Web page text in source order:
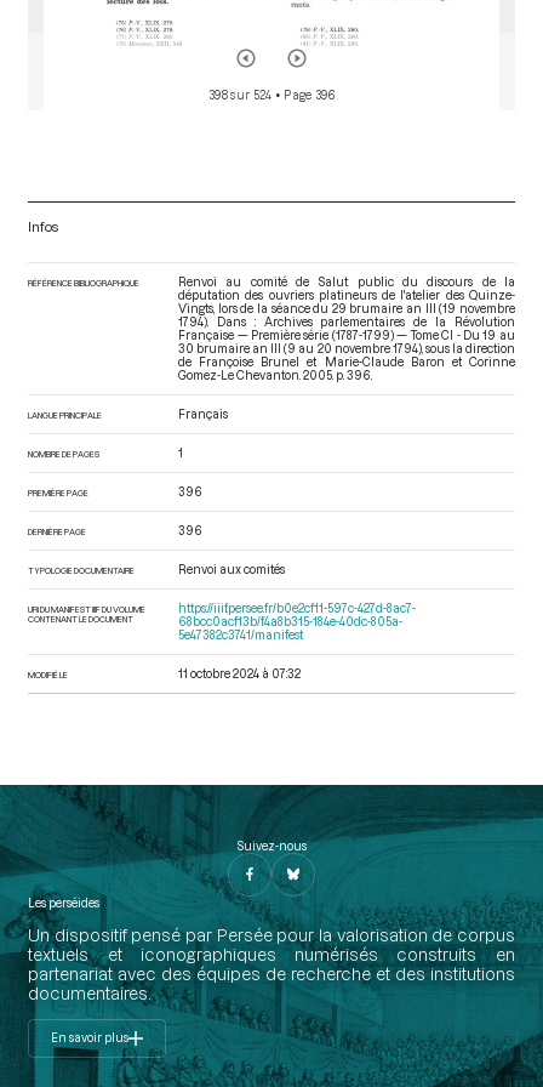
398 sur 524 • Page 396
Infos
RÉFÉRENCE BIBLIOGRAPHIQUE
Renvoi au comité de Salut public du discours de la
députation des ouvriers platineurs de l'atelier des Quinze-
Vingts, lors de la séance du 29 brumaire an III (19 novembre
1794). Dans : Archives parlementaires de la Révolution
Française — Première série (1787-1799) — Tome CI - Du 19 au
30 brumaire an III (9 au 20 novembre 1794), sous la direction
de Françoise Brunel et Marie-Claude Baron et Corinne
Gomez-Le Chevanton. 2005. p. 396.
LANGUE PRINCIPALE Français
NOMBRE DE PAGES 1
PREMIÈRE PAGE 396
DERNIÈRE PAGE 396
TYPOLOGIE DOCUMENTAIRE Renvoi aux comités
URI DU MANIFEST IIIF DU VOLUME
CONTENANT LE DOCUMENT
https://iiif.persee.fr/b0e2cf11-597c-427d-8ac7-
68bcc0acf13b/f4a8b315-184e-40dc-805a-
5e47382c3741/manifest
MODIFIÉ LE 11 octobre 2024 à 07:32
Suivez-nous
Les perséides
Un dispositif pensé par Persée pour la valorisation de corpus
textuels et iconographiques numérisés construits en
partenariat avec des équipes de recherche et des institutions
documentaires.
En savoir plus